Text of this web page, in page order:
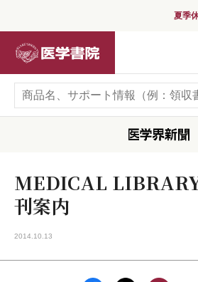
夏季
MEDICAL
刊案内
2014.10.13